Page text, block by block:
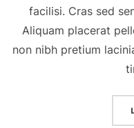
facilisi. Cras sed
Aliquam placerat
non nibh pretium